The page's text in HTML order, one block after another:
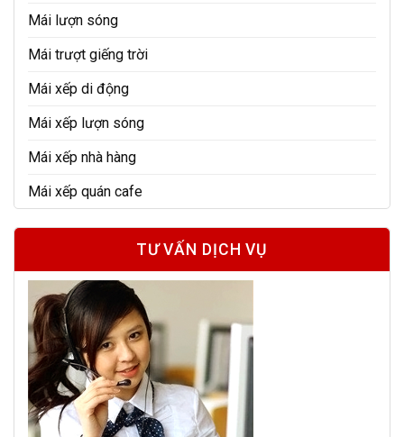
Mái lượn sóng
Mái trượt giếng trời
Mái xếp di động
Mái xếp lượn sóng
Mái xếp nhà hàng
Mái xếp quán cafe
TƯ VẤN DỊCH VỤ